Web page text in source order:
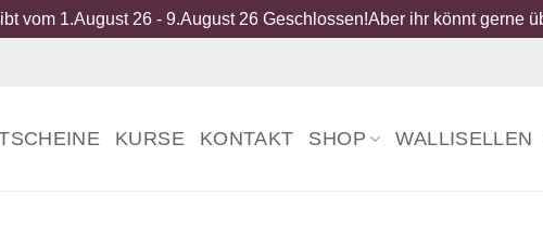
vom 1.August 26 - 9.August 26 Geschlossen!Aber ihr könnt gerne
KURSE KONTAKT SHOP WALLISELLEN